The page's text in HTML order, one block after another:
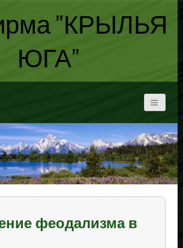
"КРЫЛЬЯ
ЮГА"
феодализма в